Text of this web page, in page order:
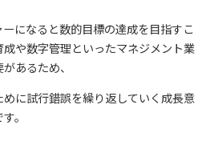
になると数的目標の達成を目指すこ
成や数字管理といったマネジメント業
あるため、
に試行錯誤を繰り返していく成長意
。